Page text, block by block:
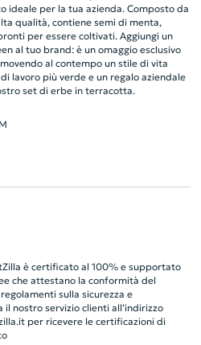
ideale per la tua azienda. Composto da
qualità, contiene semi di menta,
per essere coltivati. Aggiungi un
al tuo brand: è un omaggio esclusivo
al contempo un stile di vita
lavoro più verde e un regalo aziendale
set di erbe in terracotta.
è certificato al 100% e supportato
che attestano la conformità del
sulla sicurezza e
nostro servizio clienti all’indirizzo
per ricevere le certificazioni di